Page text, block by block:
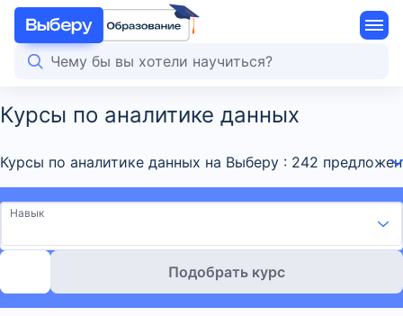
Курсы по аналитике данных
Курсы по аналитике данных на Выберу : 242
Навык
Подобрать курс